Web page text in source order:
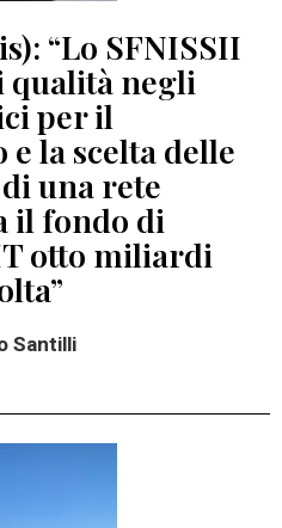
“Lo SFNISSII
qualità negli
per il
la scelta delle
una rete
il fondo di
otto miliardi
Santilli